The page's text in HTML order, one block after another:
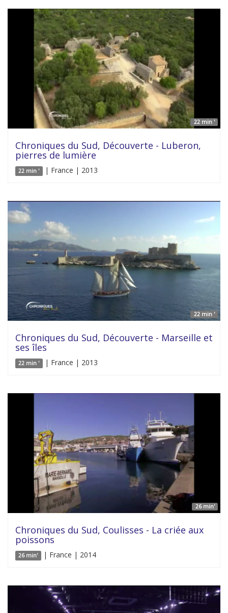
22 min '
Chroniques du Sud, Découverte - Luberon,
pierres de lumière
22 min ' | France | 2013
22 min '
Chroniques du Sud, Découverte - Marseille et
ses îles
22 min ' | France | 2013
26 min'
Chroniques du Sud, Coulisses - La criée aux
poissons
26 min' | France | 2014